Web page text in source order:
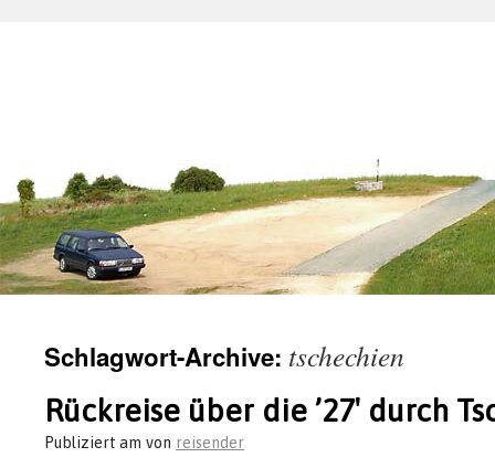
Schlagwort-Archive: tschechien
Rückreise über die ’27′ durch
Publiziert am von reisender